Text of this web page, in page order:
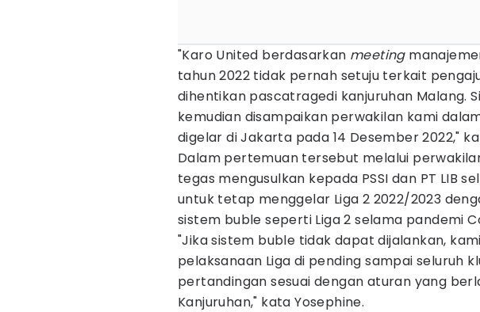
"Karo United berdasarkan meeting
tahun 2022 tidak pernah setuju terkait
dihentikan pascatragedi kanjuruhan Malang.
kemudian disampaikan perwakilan kami
digelar di Jakarta pada 14 Desember 2022,"
Dalam pertemuan tersebut melalui
tegas mengusulkan kepada PSSI dan PT LIB
untuk tetap menggelar Liga 2 2022/2023
sistem buble seperti Liga 2 selama pandemi
"Jika sistem buble tidak dapat dijalankan,
pelaksanaan Liga di pending sampai seluruh
pertandingan sesuai dengan aturan yang
Kanjuruhan," kata Yosephine.